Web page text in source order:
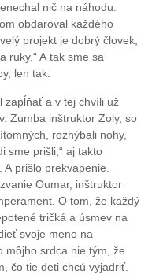
nič na náhodu.
obdaroval každého
projekt je dobrý človek,
ruky.“ A tak sme sa
len tak.
zapĺňať a v tej chvíli už
Zumba inštruktor Zoly, so
rozhýbali nohy,
sme prišli,“ aj takto
prišlo prekvapenie.
Oumar, inštruktor
O tom, že každý
tričká a úsmev na
svoje meno na
môjho srdca nie tým, že
čo tie deti chcú vyjadriť.